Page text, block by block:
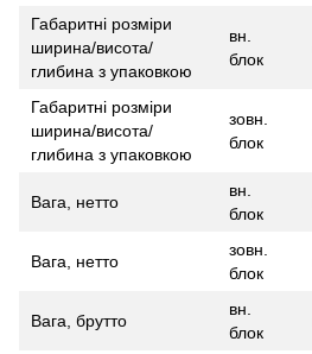
Габаритні розміри
ширина/висота/
глибина з упаковкою
вн.
блок
Габаритні розміри
ширина/висота/
глибина з упаковкою
зовн.
блок
Вага, нетто
вн.
блок
Вага, нетто
зовн.
блок
Вага, брутто
вн.
блок